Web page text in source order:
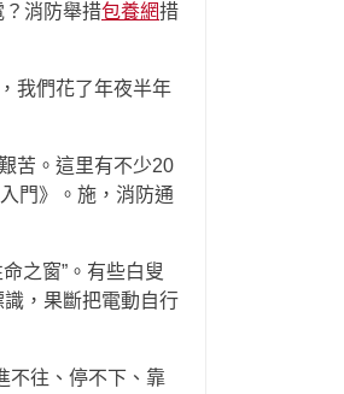
消防舉措包養網措
我們花了年夜半年
苦。這里有不少20
門》。施，消防通
命之窗”。有些白叟
，果斷把電動自行
不往、停不下、靠